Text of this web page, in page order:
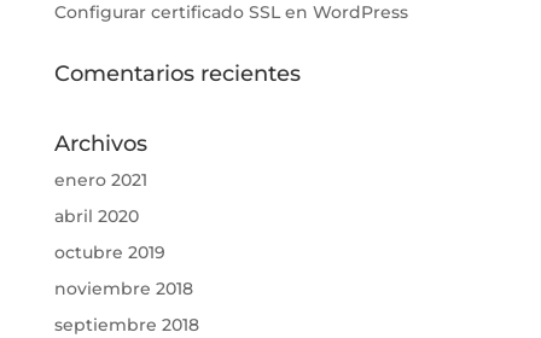
Configurar certificado SSL en WordPress
Comentarios recientes
Archivos
enero 2021
abril 2020
octubre 2019
noviembre 2018
septiembre 2018